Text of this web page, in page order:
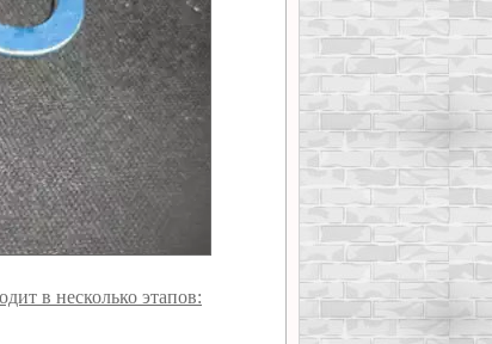
в несколько этапов: